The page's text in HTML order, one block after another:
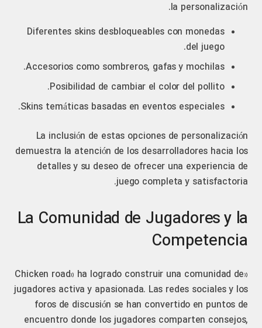
la personalización.
Diferentes skins desbloqueables con monedas
del juego.
Accesorios como sombreros, gafas y mochilas.
Posibilidad de cambiar el color del pollito.
Skins temáticas basadas en eventos especiales.
La inclusión de estas opciones de personalización
demuestra la atención de los desarrolladores hacia los
detalles y su deseo de ofrecer una experiencia de
juego completa y satisfactoria.
La Comunidad de Jugadores y la
Competencia
«Chicken road» ha logrado construir una comunidad de
jugadores activa y apasionada. Las redes sociales y los
foros de discusión se han convertido en puntos de
encuentro donde los jugadores comparten consejos,